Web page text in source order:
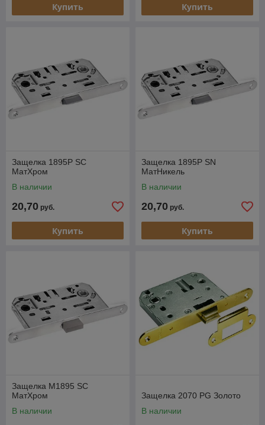
Купить Купить
Защелка 1895P SC
МатХром
В наличии
20,70 руб.
Купить
Защелка 1895P SN
МатНикель
В наличии
20,70 руб.
Купить
Защелка M1895 SC
МатХром
В наличии
Защелка 2070 PG Золото
В наличии